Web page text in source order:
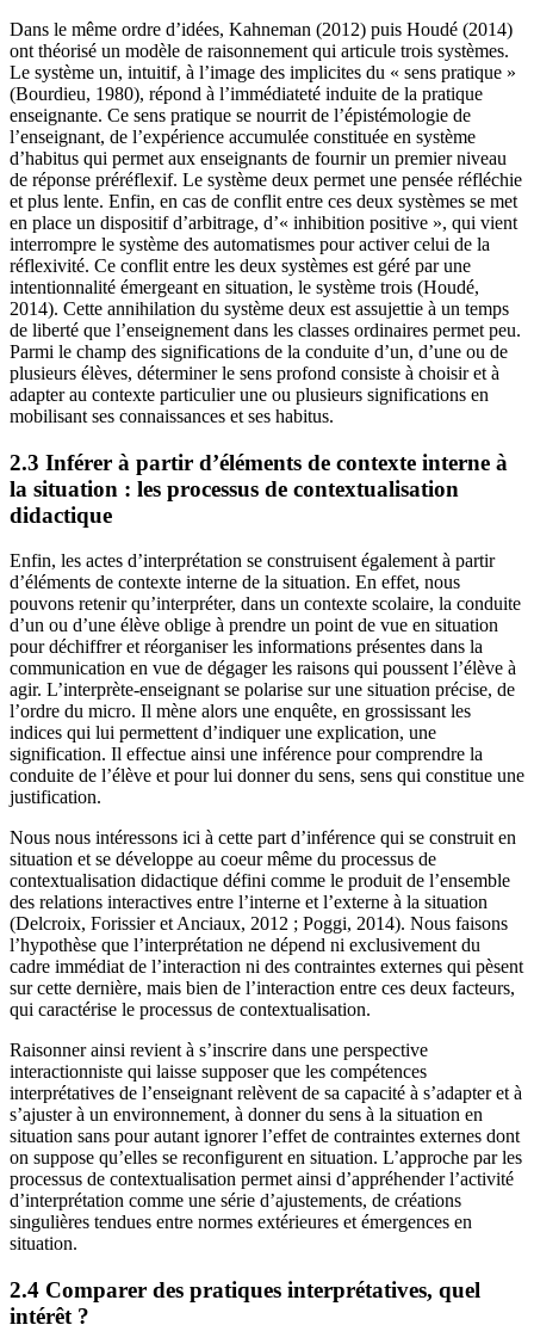
Dans le même ordre d’idées, Kahneman (2012) puis Houdé (2014)
ont théorisé un modèle de raisonnement qui articule trois systèmes.
Le système un, intuitif, à l’image des implicites du « sens pratique »
(Bourdieu, 1980), répond à l’immédiateté induite de la pratique
enseignante. Ce sens pratique se nourrit de l’épistémologie de
l’enseignant, de l’expérience accumulée constituée en système
d’habitus qui permet aux enseignants de fournir un premier niveau
de réponse préréflexif. Le système deux permet une pensée réfléchie
et plus lente. Enfin, en cas de conflit entre ces deux systèmes se met
en place un dispositif d’arbitrage, d’« inhibition positive », qui vient
interrompre le système des automatismes pour activer celui de la
réflexivité. Ce conflit entre les deux systèmes est géré par une
intentionnalité émergeant en situation, le système trois (Houdé,
2014). Cette annihilation du système deux est assujettie à un temps
de liberté que l’enseignement dans les classes ordinaires permet peu.
Parmi le champ des significations de la conduite d’un, d’une ou de
plusieurs élèves, déterminer le sens profond consiste à choisir et à
adapter au contexte particulier une ou plusieurs significations en
mobilisant ses connaissances et ses habitus.
2.3 Inférer à partir d’éléments de contexte interne à
la situation : les processus de contextualisation
didactique
Enfin, les actes d’interprétation se construisent également à partir
d’éléments de contexte interne de la situation. En effet, nous
pouvons retenir qu’interpréter, dans un contexte scolaire, la conduite
d’un ou d’une élève oblige à prendre un point de vue en situation
pour déchiffrer et réorganiser les informations présentes dans la
communication en vue de dégager les raisons qui poussent l’élève à
agir. L’interprète-enseignant se polarise sur une situation précise, de
l’ordre du micro. Il mène alors une enquête, en grossissant les
indices qui lui permettent d’indiquer une explication, une
signification. Il effectue ainsi une inférence pour comprendre la
conduite de l’élève et pour lui donner du sens, sens qui constitue une
justification.
Nous nous intéressons ici à cette part d’inférence qui se construit en
situation et se développe au coeur même du processus de
contextualisation didactique défini comme le produit de l’ensemble
des relations interactives entre l’interne et l’externe à la situation
(Delcroix, Forissier et Anciaux, 2012 ; Poggi, 2014). Nous faisons
l’hypothèse que l’interprétation ne dépend ni exclusivement du
cadre immédiat de l’interaction ni des contraintes externes qui pèsent
sur cette dernière, mais bien de l’interaction entre ces deux facteurs,
qui caractérise le processus de contextualisation.
Raisonner ainsi revient à s’inscrire dans une perspective
interactionniste qui laisse supposer que les compétences
interprétatives de l’enseignant relèvent de sa capacité à s’adapter et à
s’ajuster à un environnement, à donner du sens à la situation en
situation sans pour autant ignorer l’effet de contraintes externes dont
on suppose qu’elles se reconfigurent en situation. L’approche par les
processus de contextualisation permet ainsi d’appréhender l’activité
d’interprétation comme une série d’ajustements, de créations
singulières tendues entre normes extérieures et émergences en
situation.
2.4 Comparer des pratiques interprétatives, quel
intérêt ?